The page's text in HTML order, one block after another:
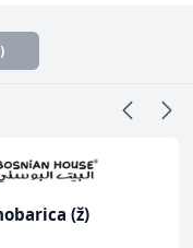
(ž)